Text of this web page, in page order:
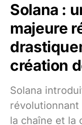
Solana :
majeure
création
Solana
la chaîne et la